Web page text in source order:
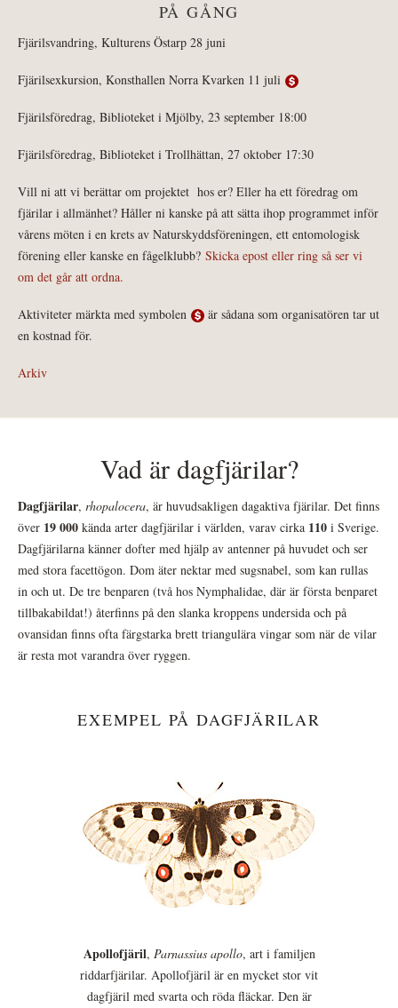
PÅ GÅNG
Fjärilsvandring, Kulturens Östarp 28 juni
Fjärilsexkursion, Konsthallen Norra Kvarken 11 juli
Fjärilsföredrag, Biblioteket i Mjölby, 23 september 18:00
Fjärilsföredrag, Biblioteket i Trollhättan, 27 oktober 17:30
Vill ni att vi berättar om projektet hos er? Eller ha ett föredrag om
fjärilar i allmänhet? Håller ni kanske på att sätta ihop programmet inför
vårens möten i en krets av Naturskyddsföreningen, ett entomologisk
förening eller kanske en fågelklubb? Skicka epost eller ring så ser vi
om det går att ordna.
Aktiviteter märkta med symbolen
är sådana som organisatören tar ut
en kostnad för.
Arkiv
Vad är dagfjärilar?
Dagfjärilar, rhopalocera, är huvudsakligen dagaktiva fjärilar. Det finns
över 19 000 kända arter dagfjärilar i världen, varav cirka 110 i Sverige.
Dagfjärilarna känner dofter med hjälp av antenner på huvudet och ser
med stora facettögon. Dom äter nektar med sugsnabel, som kan rullas
in och ut. De tre benparen (två hos Nymphalidae, där är första benparet
tillbakabildat!) återfinns på den slanka kroppens undersida och på
ovansidan finns ofta färgstarka brett triangulära vingar som när de vilar
är resta mot varandra över ryggen.
EXEMPEL PÅ DAGFJÄRILAR
Apollofjäril, Parnassius apollo, art i familjen
riddarfjärilar. Apollofjäril är en mycket stor vit
dagfjäril med svarta och röda fläckar. Den är